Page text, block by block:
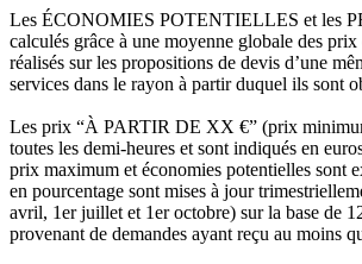
Les ÉCONOMIES POTENTIELLES et les
calculés grâce à une moyenne globale des prix
réalisés sur les propositions de devis d’une
services dans le rayon à partir duquel ils sont
Les prix “À PARTIR DE XX €” (prix
toutes les demi-heures et sont indiqués en
prix maximum et économies potentielles sont
en pourcentage sont mises à jour
avril, 1er juillet et 1er octobre) sur la base de
provenant de demandes ayant reçu au moins